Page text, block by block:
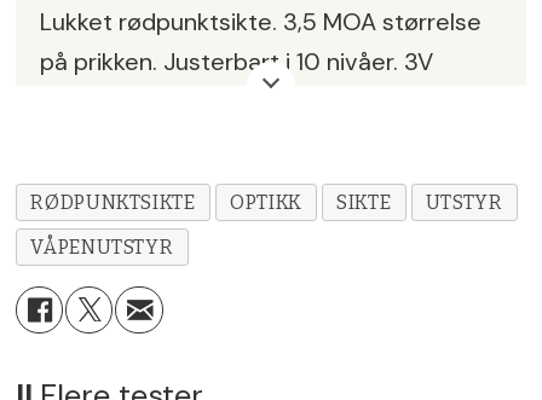
Lukket rødpunktsikte. 3,5 MOA størrelse
på prikken. Justerbart i 10 nivåer. 3V
30 mm. Vanntett ned til 5 meter.
Pris:kr 6370,-
Leverandør:
RØDPUNKTSIKTE OPTIKK SIKTE
UTSTYR
VÅPENUTSTYR